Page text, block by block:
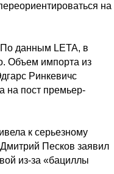
на
По данным LETA, в
Объем импорта из
Ринкевичс
на пост премьер-
к серьезному
Песков заявил
из-за «бациллы